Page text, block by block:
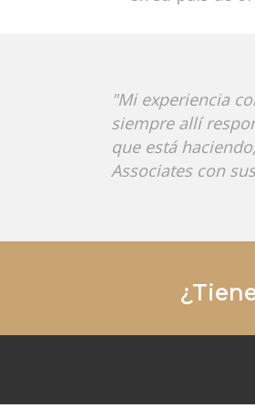
"Mi experiencia
siempre allí
que está
Associates con